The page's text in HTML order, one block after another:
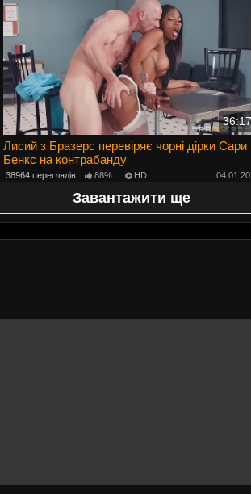
36:17
Лисий з Бразерс перевіряє чорні дірки Сари
Бенкс на контрабанду
38964 переглядів 88% HD
Завантажити ще